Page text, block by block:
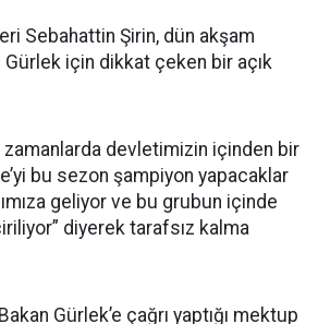
Sebahattin Şirin, dün akşam
Gürlek için dikkat çeken bir açık
zamanlarda devletimizin içinden bir
bu sezon şampiyon yapacaklar
geliyor ve bu grubun içinde
diyerek tarafsız kalma
Gürlek’e çağrı yaptığı mektup